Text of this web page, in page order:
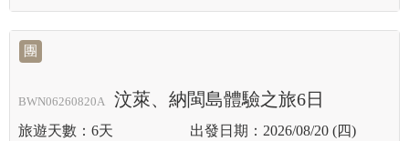
團
BWN06260820A 汶萊、納閩島體驗之旅6日
6天 2026/08/20 (四)